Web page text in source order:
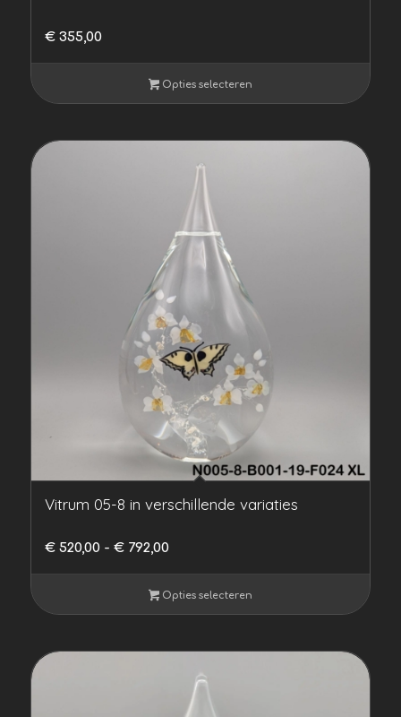
€355,00
Opties selecteren
Vitrum 05-8 in verschillende variaties
€520,00 - €792,00Prijsklasse:
tot
Opties selecteren